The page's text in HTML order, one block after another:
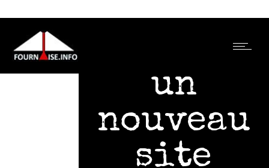
Jean-Luc
Allègre,
un
nouveau
site